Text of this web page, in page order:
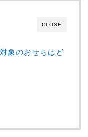
CLOSE
象のおせちはど